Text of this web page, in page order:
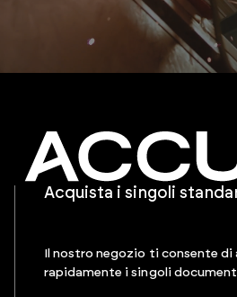
Acquista i singoli
Il nostro negozio ti consente di
rapidamente i singoli